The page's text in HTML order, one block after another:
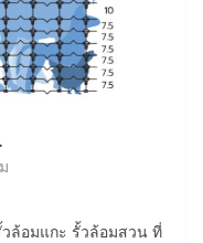
ล้อมแกะ รั้วล้อมสวน ที่